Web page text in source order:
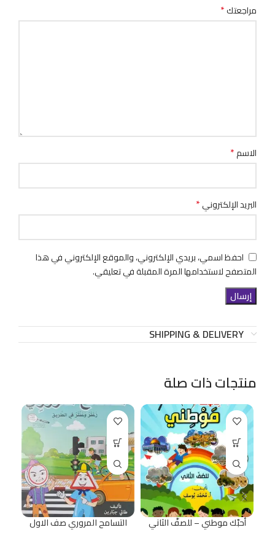
مراجعتك*
الاسم*
البريد الإلكتروني*
احفظ اسمي، بريدي الإلكتروني، والموقع الإلكتروني في هذا
المتصفح لاستخدامها المرة المقبلة في تعليقي.
SHIPPING & DELIVERY
منتجات ذات صلة
أحبّك موطني – للصفّ الثاني
التسامح المروري صف الاول